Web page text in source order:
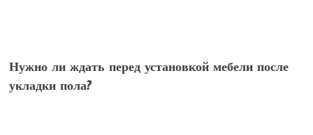
Нужно ли ждать перед установкой мебели после
укладки пола?